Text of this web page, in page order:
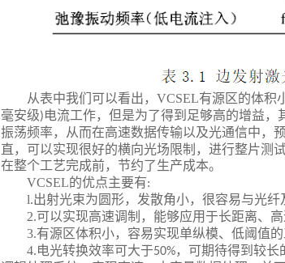
从表中我们可以看出， VCSEL有源区的体积
毫安级)电流工作，但是为了得到足够高的增益，
振荡频率，从而在高速数据传输以及光通信中，
直，可以实现很好的横向光场限制，进行整片测
在整个工艺完成前，节约了生产成本。
VCSEL的优点主要有:
l.出射光束为圆形，发散角小，很容易与光纤
2.可以实现高速调制，能够应用于长距离、高
3.有源区体积小，容易实现单纵模、低阈值的
4.电光转换效率可大于50%，可期待得到较长